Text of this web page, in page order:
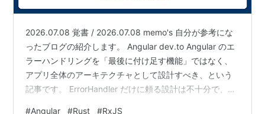
2026.07.08 覚書 / 2026.07.08 memo's 自分が参考にな
ったブログの紹介します。 Angular dev.to Angular のエ
ラーハンドリングを「最後に付け足す機能」ではなく、
アプリ全体のアーキテクチャとして設計すべき、という
記事です。 ErrorHandler だけに頼る設計は不十分で、
#Angular #Rust #RxJS